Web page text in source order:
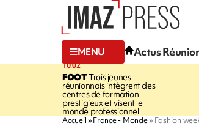
MENU Actus
10:02
FOOTTrois jeunes
réunionnais intègrent des
centres de formation
prestigieux et visent le
monde professionnel
Accueil France - Monde Fashion